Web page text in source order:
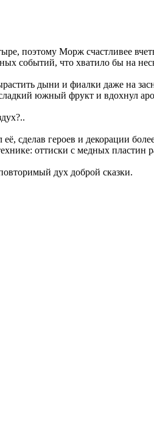
поэтому Морж счастливее
событий, что хватило бы на
дыни и фиалки даже на
южный фрукт и вдохнул
сделав героев и декорации
оттиски с медных
дух доброй сказки.